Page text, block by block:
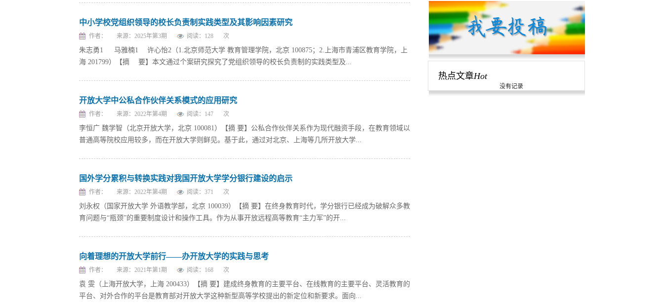
中小学校党组织领导的校长负责制实践类型及其影响因素研究
作者： 来源：2025年第3期 阅读： 128 次
朱志勇1 马雅楠1 许心怡2（1.北京师范大学 教育管理学院，北京 100875；2.上海市青浦区教育学院，上
海 201799）【摘 要】本文通过个案研究探究了党组织领导的校长负责制的实践类型及...
开放大学中公私合作伙伴关系模式的应用研究
作者： 来源：2022年第4期 阅读： 147 次
李恒广 魏学智（北京开放大学，北京 100081）【摘 要】公私合作伙伴关系作为现代融资手段，在教育领域以
普通高等院校应用较多，而在开放大学则鲜见。基于此，通过对北京、上海等几所开放大学...
国外学分累积与转换实践对我国开放大学学分银行建设的启示
作者： 来源：2022年第4期 阅读： 371 次
刘永权（国家开放大学 外语教学部，北京 100039）【摘 要】在终身教育时代，学分银行已经成为破解众多教
育问题与“瓶颈”的重要制度设计和操作工具。作为从事开放远程高等教育“主力军”的开...
向着理想的开放大学前行——办开放大学的实践与思考
作者： 来源：2021年第1期 阅读： 168 次
袁 雯（上海开放大学，上海 200433）【摘 要】建成终身教育的主要平台、在线教育的主要平台、灵活教育的
平台、对外合作的平台是教育部对开放大学这种新型高等学校提出的新定位和新要求。面向...
热点文章Hot
没有记录